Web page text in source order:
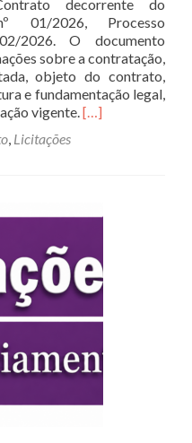
decorrente do
01/2026, Processo
2026. O documento
sobre a contratação,
objeto do contrato,
e fundamentação legal,
vigente.Read
–
FREA
–
01/2026
[…]
, Licitações